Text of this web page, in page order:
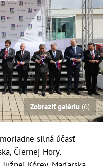
Zobraziť galériu (6)
silná účasť
Čiernej Hory,